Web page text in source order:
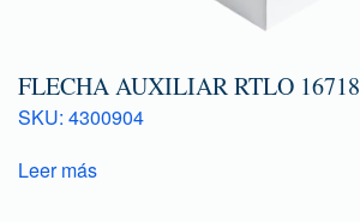
FLECHA AUXILIAR RTLO 16718
SKU: 4300904
Leer más